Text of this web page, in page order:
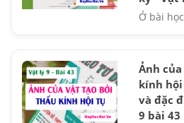
Ở bài
Ảnh
kính
và đặc
9 bài 43